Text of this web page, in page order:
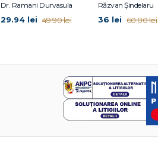
Dr. Ramani Durvasula
29.94 lei 49.90 lei
Răzvan Șindelaru
36 lei 60.00 lei